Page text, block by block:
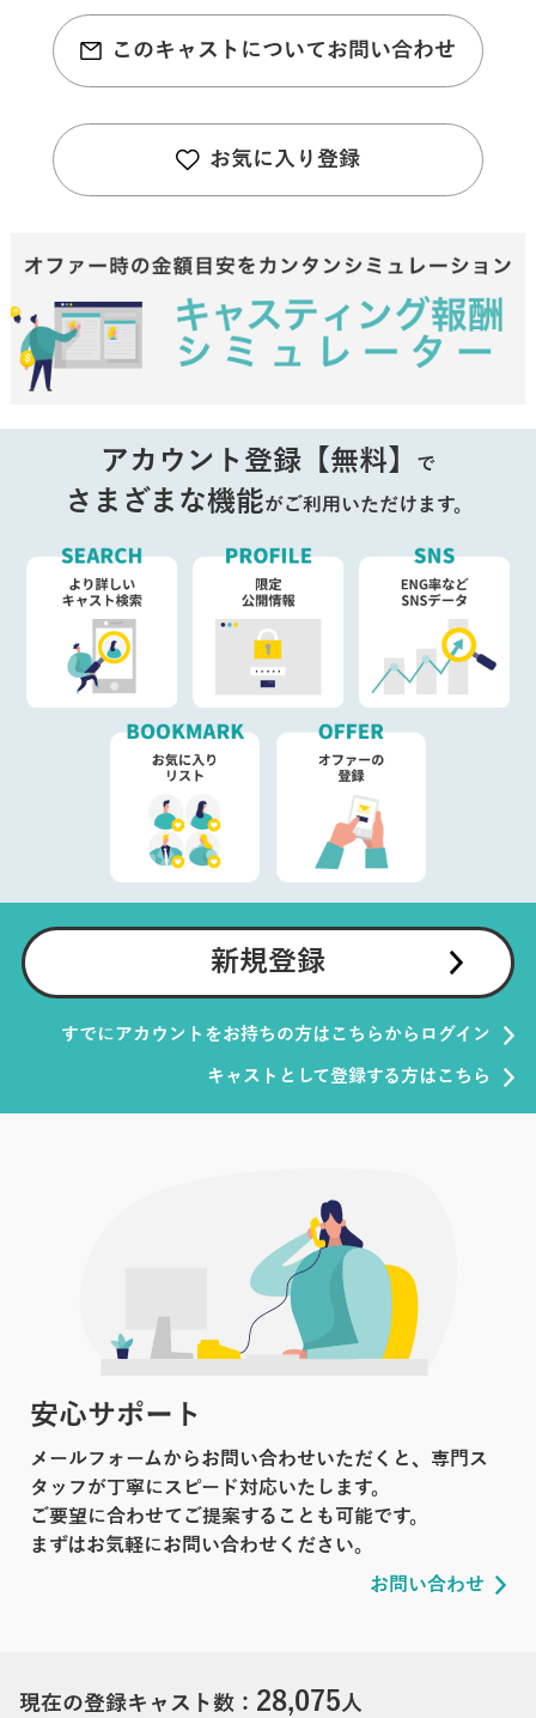
このキャストについてお問い合わせ
お気に入り登録
アカウント登録【無料】 で
さまざまな機能がご利用いただけます。
新規登録
すでにアカウントをお持ちの方はこちらからログイン
キャストとして登録する方はこちら
安心サポート
メールフォームからお問い合わせいただくと、専門ス
タッフが丁寧にスピード対応いたします。
ご要望に合わせてご提案することも可能です。
まずはお気軽にお問い合わせください。
お問い合わせ
現在の登録キャスト数： 28,075人